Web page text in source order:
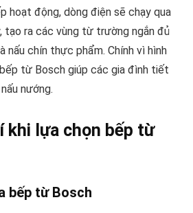
hoạt động, dòng điện sẽ chạy qua
tạo ra các vùng từ trường ngắn đủ
nấu chín thực phẩm. Chính vì hình
từ Bosch giúp các gia đình tiết
nướng.
khi lựa chọn bếp từ
bếp từ Bosch